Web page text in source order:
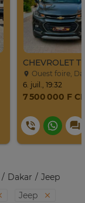
Ouest foire,
6. juil., 19:32
7 500 000 F
Dakar
Jeep
Jeep